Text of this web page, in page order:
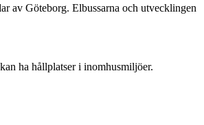
av Göteborg. Elbussarna och utvecklingen
ha hållplatser i inomhusmiljöer.